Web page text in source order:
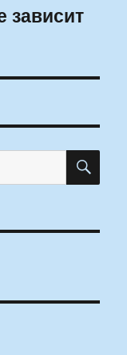
зависит